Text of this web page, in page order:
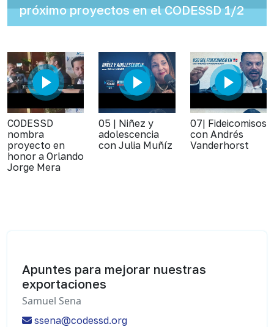
próximo proyectos en el CODESSD 1/2
CODESSD
nombra
proyecto en
honor a Orlando
Jorge Mera
05 | Niñez y
adolescencia
con Julia Muñíz
07| Fideicomisos
con Andrés
Vanderhorst
Apuntes para mejorar nuestras
exportaciones
Samuel Sena
ssena@codessd.org